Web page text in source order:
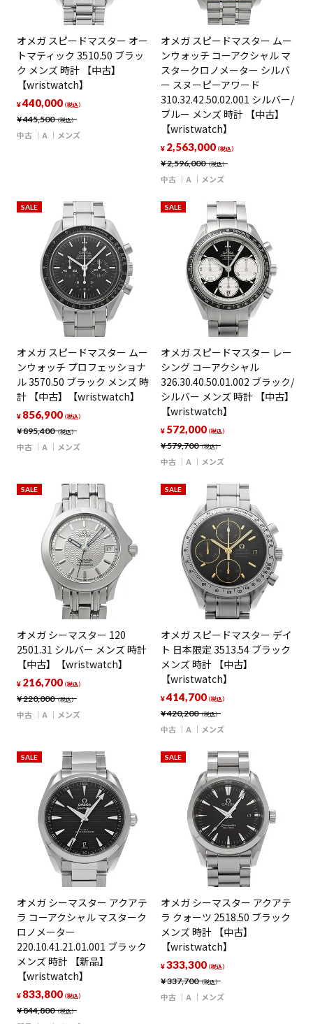
オメガ スピードマスター オー
トマティック 3510.50 ブラッ
ク メンズ 時計 【中古】
【wristwatch】
¥445,500（税込）
¥440,000（税込）
中古 A メンズ
オメガ スピードマスター ムー
ンウォッチ コーアクシャル マ
スタークロノメーター シルバ
ー スヌーピーアワード
310.32.42.50.02.001 シルバー/
ブルー メンズ 時計 【中古】
【wristwatch】
¥2,596,000（税込）
¥ 2,563,000（税込）
中古 A メンズ
SALE
オメガ スピードマスター ムー
ンウォッチ プロフェッショナ
ル 3570.50 ブラック メンズ 時
計 【中古】【wristwatch】
¥895,400（税込）
¥ 856,900（税込）
中古 A メンズ
SALE
オメガ スピードマスター レー
シング コーアクシャル
326.30.40.50.01.002 ブラック/
シルバー メンズ 時計 【中古】
【wristwatch】
¥579,700（税込）
¥ 572,000（税込）
中古 A メンズ
SALE
オメガ シーマスター 120
2501.31 シルバー メンズ 時計
【中古】【wristwatch】
¥220,000（税込）
¥ 216,700（税込）
中古 A メンズ
SALE
オメガ スピードマスター デイ
ト 日本限定 3513.54 ブラック
メンズ 時計 【中古】
【wristwatch】
¥420,200（税込）
¥414,700（税込）
中古 A メンズ
SALE
オメガ シーマスター アクアテ
ラ コーアクシャル マスターク
ロノメーター
220.10.41.21.01.001 ブラック
メンズ 時計 【新品】
【wristwatch】
¥844,800（税込）
¥ 833,800（税込）
SALE
オメガ シーマスター アクアテ
ラ クォーツ 2518.50 ブラック
メンズ 時計 【中古】
【wristwatch】
¥337,700（税込）
¥333,300（税込）
中古 A メンズ